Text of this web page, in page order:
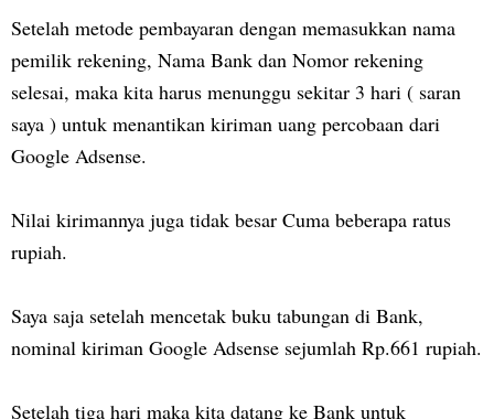
Setelah metode pembayaran dengan memasukkan nama
pemilik rekening, Nama Bank dan Nomor rekening
selesai, maka kita harus menunggu sekitar 3 hari ( saran
saya ) untuk menantikan kiriman uang percobaan dari
Google Adsense.
Nilai kirimannya juga tidak besar Cuma beberapa ratus
rupiah.
Saya saja setelah mencetak buku tabungan di Bank,
nominal kiriman Google Adsense sejumlah Rp.661 rupiah.
Setelah tiga hari maka kita datang ke Bank untuk